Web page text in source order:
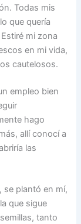
Todas mis
que quería
mi zona
en mi vida,
cautelosos.
empleo bien
hago
allí conocí a
las
se plantó en mí,
que sigue
tanto